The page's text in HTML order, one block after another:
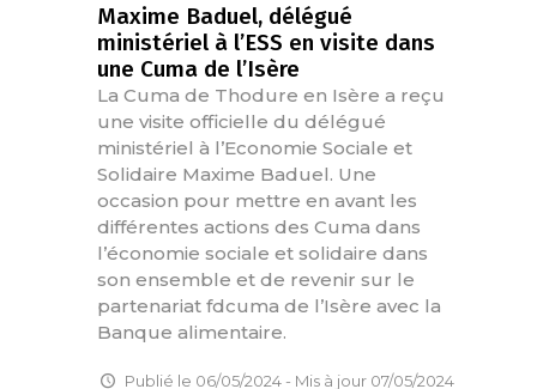
Maxime Baduel, délégué
ministériel à l’ESS en visite dans
une Cuma de l’Isère
La Cuma de Thodure en Isère a reçu
une visite officielle du délégué
ministériel à l’Economie Sociale et
Solidaire Maxime Baduel. Une
occasion pour mettre en avant les
différentes actions des Cuma dans
l’économie sociale et solidaire dans
son ensemble et de revenir sur le
partenariat fdcuma de l’Isère avec la
Banque alimentaire.
Publié le 06/05/2024 - Mis à jour 07/05/2024